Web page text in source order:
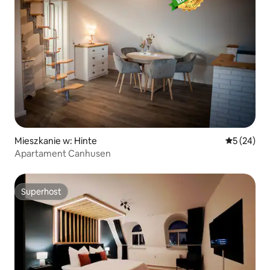
Mieszkanie w: Hinte Średnia
5 (24)
Apartament Canhusen
Superhost
Superhost